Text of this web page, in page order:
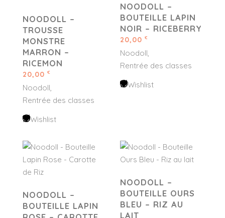
NOODOLL –
TROUSSE
MONSTRE
MARRON –
RICEMON
20,00 €
Noodoll
Rentrée des classes
Wishlist
NOODOLL –
BOUTEILLE LAPIN
NOIR – RICEBERRY
20,00 €
Noodoll
Rentrée des classes
Wishlist
NOODOLL –
BOUTEILLE LAPIN
NOODOLL –
BOUTEILLE OURS
BLEU – RIZ AU
LAIT